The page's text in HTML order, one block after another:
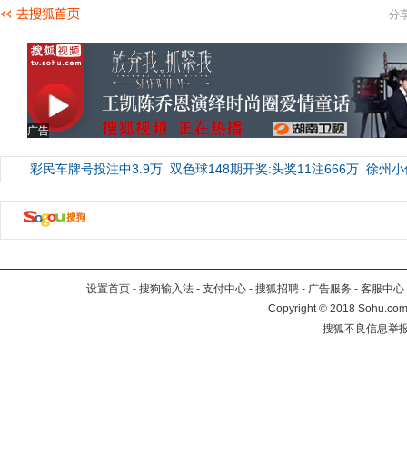
分
广告
彩民车牌号投注中3.9万 双色球148期开奖:头奖11注666万 徐州
设置首页 - 搜狗输入法 - 支付中心 - 搜狐招聘 - 广告服务 - 客服中心
Copyright©2018
搜狐不良信息举